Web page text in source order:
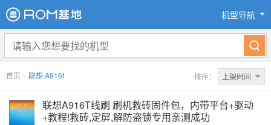
机型导航
首页 > 联想 A916t 排序： 上架时间
联想A916T线刷 刷机救砖固件包，内带平台+驱动
+教程!救砖,定屏,解防盗锁专用亲测成功